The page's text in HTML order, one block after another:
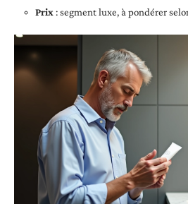
Prix : segment luxe, à pondérer